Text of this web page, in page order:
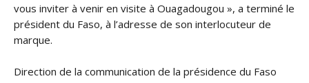
vous inviter à venir en visite à Ouagadougou », a terminé le
président du Faso, à l’adresse de son interlocuteur de
marque.
Direction de la communication de la présidence du Faso